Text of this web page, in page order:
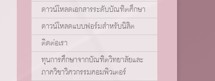
ดาวน์โหลดเอกสารระดับบัณฑิตศึกษา
ดาวน์โหลดแบบฟอร์มสำหรับนิสิต
ติดต่อเรา
ทุนการศึกษาจากบัณฑิตวิทยาลัยและ
ภาควิชาวิศวกรรมคอมพิวเตอร์